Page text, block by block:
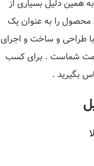
همین دلیل بسیاری از
محصول را به عنوان یک
با طراحی و ساخت و اجرای
شماست . برای کسب
بگیرید .